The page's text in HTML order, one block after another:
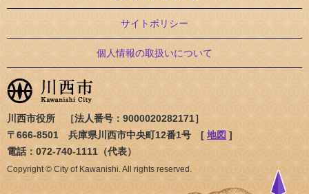
サイトポリシー
個人情報の取扱いについて
川西市役所 ［法人番号：9000020282171］
〒666-8501 兵庫県川西市中央町12番1号 [ 地図 ]
電話：072-740-1111（代表）
Copyright © City of Kawanishi. All rights reserved.